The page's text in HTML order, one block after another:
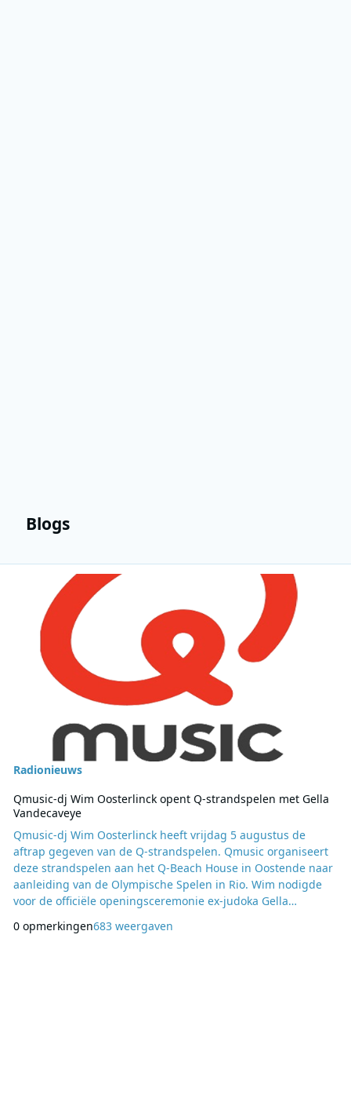
Blogs
Lees meer over Qmusic-dj Wim Oosterlinck opent Q-strandspelen
Radionieuws
Qmusic-dj Wim Oosterlinck opent Q-strandspelen met Gella
Vandecaveye
Qmusic-dj Wim Oosterlinck heeft vrijdag 5 augustus de
aftrap gegeven van de Q-strandspelen. Qmusic organiseert
deze strandspelen aan het Q-Beach House in Oostende naar
aanleiding van de Olympische Spelen in Rio. Wim nodigde
voor de officiële openingsceremonie ex-judoka Gella
Olympische spelen van 6 augustus tot 21 augustus 2016.
0 opmerkingen683 weergaven